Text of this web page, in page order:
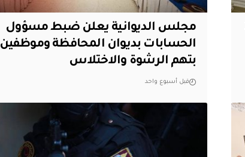
مجلس الديوانية يعلن ضبط مسؤول
الحسابات بديوان المحافظة وموظفين
بتهم الرشوة والاختلاس
قبل أسبوع واحد